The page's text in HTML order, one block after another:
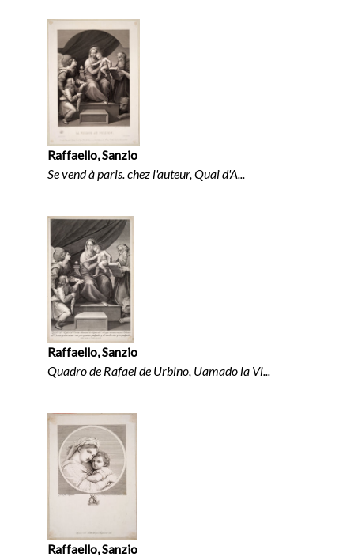
Raffaello, Sanzio
Se vend à paris. chez l'auteur, Quai d'A...
Raffaello, Sanzio
Quadro de Rafael de Urbino, Uamado la Vi...
Raffaello, Sanzio